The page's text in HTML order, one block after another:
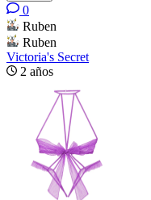
0
Ruben
Ruben
Victoria's Secret
2 años